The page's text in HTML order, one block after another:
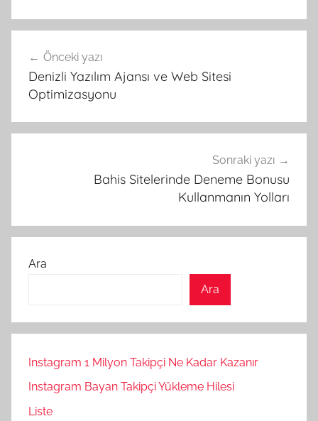
gezinmesi
Önceki yazı
Denizli Yazılım Ajansı ve Web Sitesi
Optimizasyonu
Sonraki yazı
Bahis Sitelerinde Deneme Bonusu
Kullanmanın Yolları
Ara
Ara
Instagram 1 Milyon Takipçi Ne Kadar Kazanır
Instagram Bayan Takipçi Yükleme Hilesi
Liste